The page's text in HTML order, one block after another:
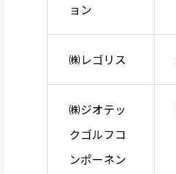
ョン
㈱レゴリス
㈱ジオテッ
クゴルフコ
ンポーネン